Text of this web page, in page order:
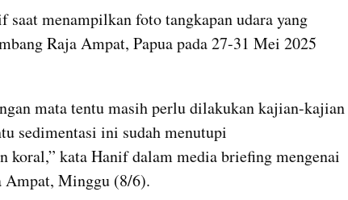
menampilkan foto tangkapan udara yang
Raja Ampat, Papua pada 27-31 Mei 2025
mata tentu masih perlu dilakukan kajian-kajian
sedimentasi ini sudah menutupi
koral,” kata Hanif dalam media briefing mengenai
Ampat, Minggu (8/6).